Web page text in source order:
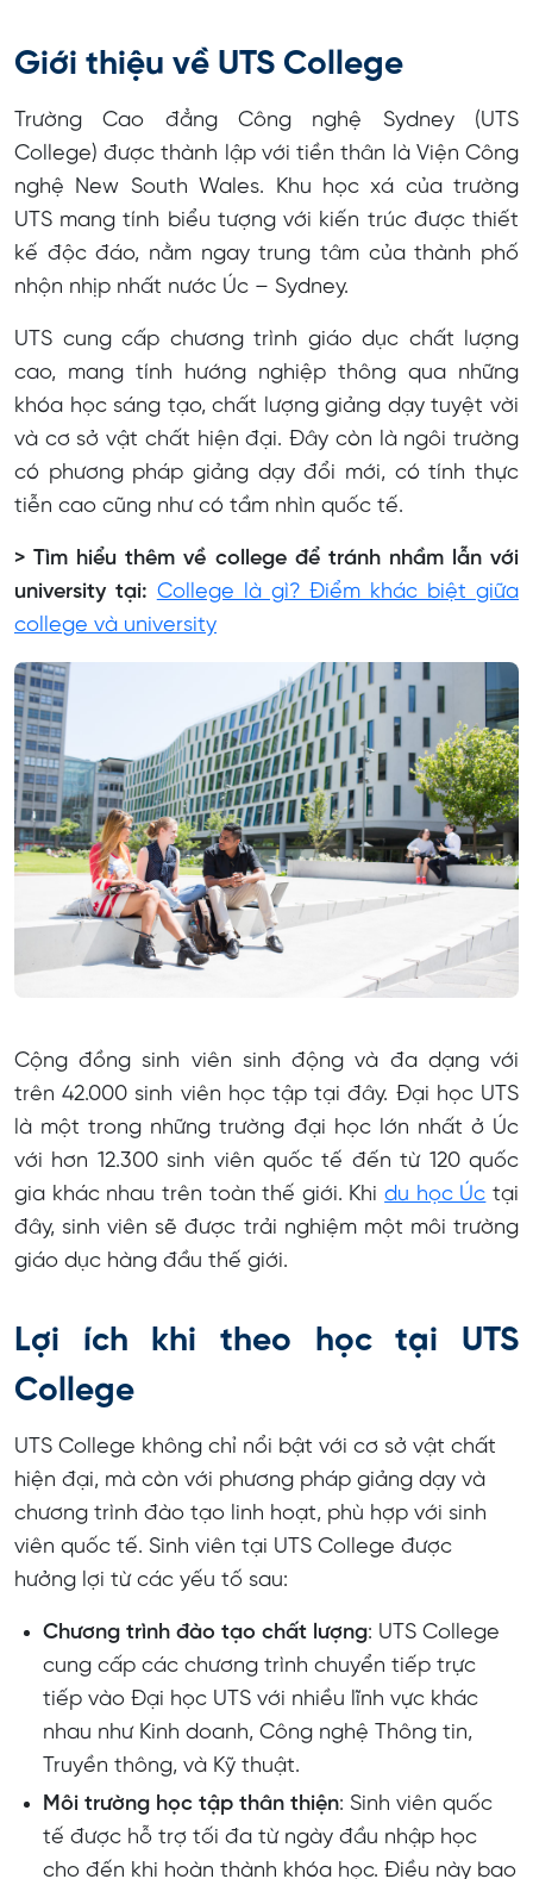
Giới thiệu về UTS College
Trường Cao đẳng Công nghệ Sydney (UTS
College) được thành lập với tiền thân là Viện Công
nghệ New South Wales. Khu học xá của trường
UTS mang tính biểu tượng với kiến trúc được thiết
kế độc đáo, nằm ngay trung tâm của thành phố
nhộn nhịp nhất nước Úc – Sydney.
UTS cung cấp chương trình giáo dục chất lượng
cao, mang tính hướng nghiệp thông qua những
khóa học sáng tạo, chất lượng giảng dạy tuyệt vời
và cơ sở vật chất hiện đại. Đây còn là ngôi trường
có phương pháp giảng dạy đổi mới, có tính thực
tiễn cao cũng như có tầm nhìn quốc tế.
> Tìm hiểu thêm về college để tránh nhầm lẫn với
university tại: College là gì? Điểm khác biệt giữa
college và university
Cộng đồng sinh viên sinh động và đa dạng với
trên 42.000 sinh viên học tập tại đây. Đại học UTS
là một trong những trường đại học lớn nhất ở Úc
với hơn 12.300 sinh viên quốc tế đến từ 120 quốc
gia khác nhau trên toàn thế giới. Khidu học Úc tại
đây, sinh viên sẽ được trải nghiệm một môi trường
giáo dục hàng đầu thế giới.
Lợi ích khi theo học tại UTS
College
UTS College không chỉ nổi bật với cơ sở vật chất
hiện đại, mà còn với phương pháp giảng dạy và
chương trình đào tạo linh hoạt, phù hợp với sinh
viên quốc tế. Sinh viên tại UTS College được
hưởng lợi từ các yếu tố sau:
Chương trình đào tạo chất lượng: UTS College
cung cấp các chương trình chuyển tiếp trực
tiếp vào Đại học UTS với nhiều lĩnh vực khác
nhau như Kinh doanh, Công nghệ Thông tin,
Truyền thông, và Kỹ thuật.
Môi trường học tập thân thiện: Sinh viên quốc
tế được hỗ trợ tối đa từ ngày đầu nhập học
cho đến khi hoàn thành khóa học. Điều này bao